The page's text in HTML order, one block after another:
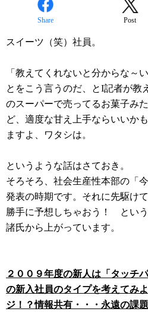
Share Post
スイーツ（笑）社員。
「教えてくれないと分からな～
とをこう言うのだ、とI記者が教
のスーパーで売ってるお菓子み
ど、適度な甘え上手ならいいか
ますよ、ワタシは。
というような話はさておき。
そろそろ、社会生産性本部の「
発表の時期です。それに先駆け
勝手に予想しちゃおう！ とい
諸氏から上がっています。
２００９年度の新人は「タッチ
の新入社員のタイプを考えてみ
ジ！？情報共有・・・永遠の課題